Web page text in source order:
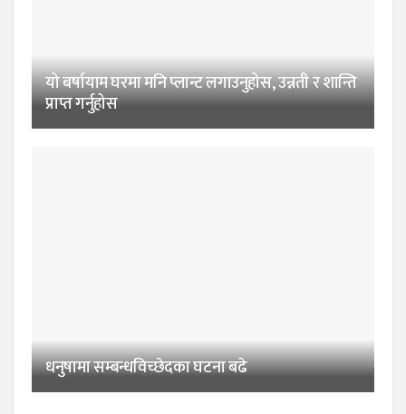
यो बर्षायाम घरमा मनि प्लान्ट लगाउनुहोस, उन्नती र शान्ति
प्राप्त गर्नुहोस
धनुषामा सम्बन्धविच्छेदका घटना बढे